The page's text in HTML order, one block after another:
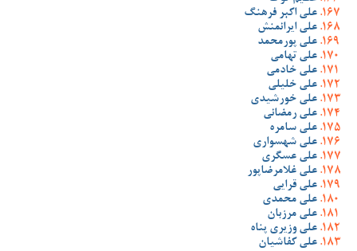
علی اکبر فرهنگ
علی ایرانمنش
علی پورمحمد
علی تهامی
علی خادمی
علی خلیلی
علی خورشیدی
علی رمضانی
علی سامره
علی شهسواری
علی عسگری
علی غلامرضاپور
علی قرایی
علی محمدی
علی مرزبان
علی وزیری پناه
علی کفاشیان